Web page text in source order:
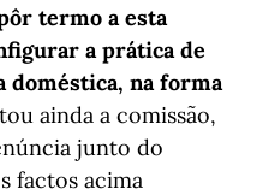
termo a esta
a prática de
na forma
ainda a comissão,
junto do
factos acima